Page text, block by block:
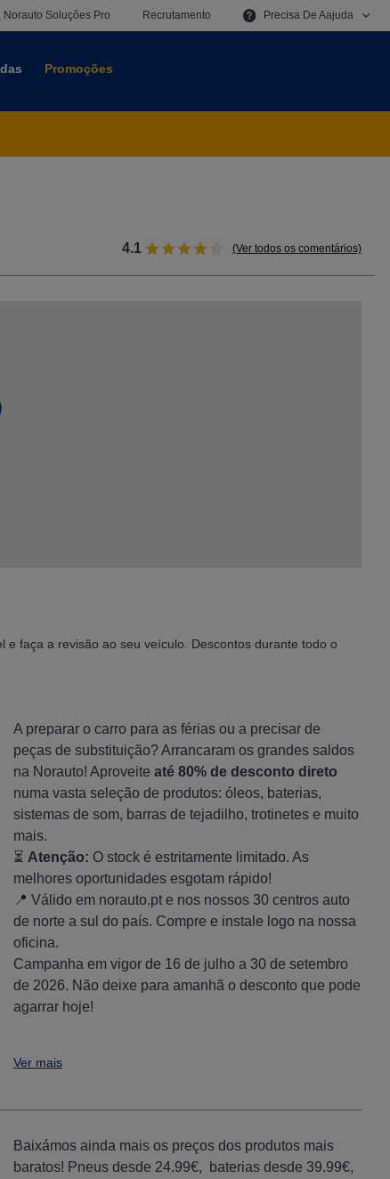
Norauto Soluções Pro Recrutamento Precisa De AAJuda
Promoções
4.1 (Ver todos os comentários)
faça a revisão ao seu veículo. Descontos durante todo o
A preparar o carro para as férias ou a precisar de
peças de substituição? Arrancaram os grandes saldos
na Norauto! Aproveite até 80% de desconto direto
numa vasta seleção de produtos: óleos, baterias,
sistemas de som, barras de tejadilho, trotinetes e muito
mais.
⏳ Atenção: O stock é estritamente limitado. As
melhores oportunidades esgotam rápido!
📍 Válido em norauto.pt e nos nossos 30 centros auto
de norte a sul do país. Compre e instale logo na nossa
oficina.
Campanha em vigor de 16 de julho a 30 de setembro
de 2026. Não deixe para amanhã o desconto que pode
agarrar hoje!
Ver mais
Baixámos ainda mais os preços dos produtos mais
baratos! Pneus desde 24.99€, baterias desde 39.99€,